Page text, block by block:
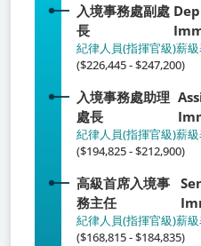
入境事務處副處
長
紀律人員(指揮官級)薪
($226,445 - $247,200)
入境事務處助理
處長
紀律人員(指揮官級)薪
($194,825 - $212,900)
高級首席入境事
務主任
紀律人員(指揮官級)薪
($168,815 - $184,835)